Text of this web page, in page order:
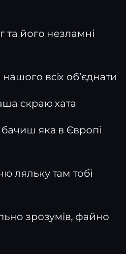
та його незламні
всіх обʼєднати
скраю хата
яка в Європі
ляльку там тобі
зрозумів, файно